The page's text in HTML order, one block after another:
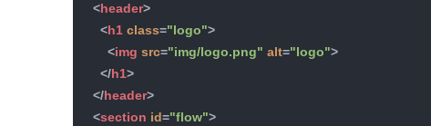
<header>
<h1 class="logo">
<img src="img/logo.png" alt="logo">
</h1>
</header>
<section id="flow">